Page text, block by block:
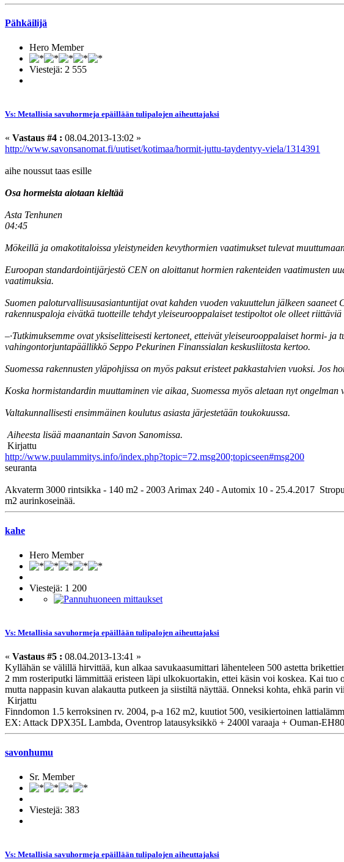
Pähkäilijä
Hero Member
Viestejä: 2 555
Vs: Metallisia savuhormeja epäillään tulipalojen aiheuttajaksi
« Vastaus #4 : 08.04.2013-13:02 »
http://www.savonsanomat.fi/uutiset/kotimaa/hormit-juttu-taydentyy-viela/1314391
aihe noussut taas esille
Osa hormeista aiotaan kieltää
Asta Tenhunen
04:45
Mökeillä ja omakotitaloissa yleistyneiden kevythormien vaatimukset tulevat
Euroopan standardointijärjestö CEN on aloittanut hormien rakenteiden vaatimusten
vaatimuksia.
Suomen paloturvallisuusasiantuntijat ovat kahden vuoden vakuuttelun jälkeen
rakennuspaloja eivätkä tuotteille tehdyt yleiseurooppalaiset testipoltot ole olleet
–·Tutkimuksemme ovat yksiselitteisesti kertoneet, etteivät yleiseurooppalaiset hormi-
vahingontorjuntapäällikkö Seppo Pekurinen Finanssialan keskusliitosta kertoo.
Suomessa rakennusten yläpohjissa on myös paksut eristeet pakkastalvien vuoksi. Jos
Koska hormistandardin muuttaminen vie aikaa, Suomessa myös aletaan nyt
Valtakunnallisesti ensimmäinen koulutus asiasta järjestetään toukokuussa.
Aiheesta lisää maanantain Savon Sanomissa.
Kirjattu
http://www.puulammitys.info/index.php?topic=72.msg200;topicseen#msg200
seuranta
Akvaterm 3000 rintsikka - 140 m2 - 2003 Arimax 240 - Automix 10 - 25.4.2017
m2 aurinkoseinää.
kahe
Hero Member
Viestejä: 1 200
Vs: Metallisia savuhormeja epäillään tulipalojen aiheuttajaksi
« Vastaus #5 : 08.04.2013-13:41 »
Kyllähän se välillä hirvittää, kun alkaa savukaasumittari lähenteleen 500 astetta
2 mm rosteriputki lämmittää eristeen läpi ulkokuortakin, ettei käsin voi koskea. Kai
mutta nappasin kuvan alakautta putkeen ja siistiltä näyttää. Onneksi kohta, ehkä parin
Kirjattu
Finndomon 1.5 kerroksinen rv. 2004, p-a 162 m2, kuutiot 500, vesikiertoinen
EX: Attack DPX35L Lambda, Oventrop latausyksikkö + 2400l varaaja + Ouman-
savonhumu
Sr. Member
Viestejä: 383
Vs: Metallisia savuhormeja epäillään tulipalojen aiheuttajaksi